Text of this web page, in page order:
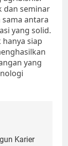
dan seminar
antara
yang solid.
siap
yang
Karier